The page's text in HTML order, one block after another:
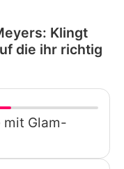
Klingt
die ihr richtig
mit Glam-